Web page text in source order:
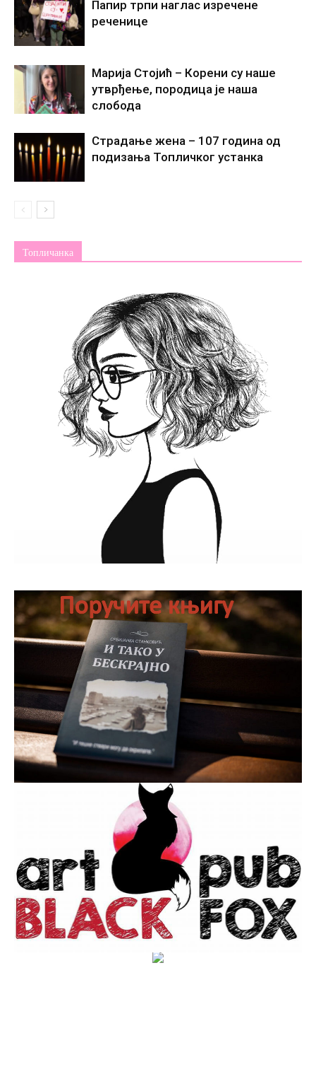
Папир трпи наглас изречене
реченице
Марија Стојић – Корени су наше
утврђење, породица је наша
слобода
Страдање жена – 107 година од
подизања Топличког устанка
Топличанка